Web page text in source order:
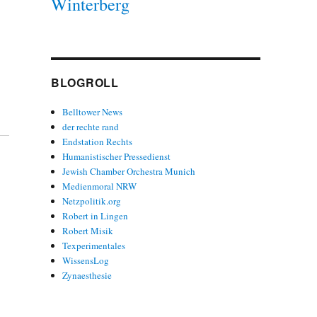
BLOGROLL
Belltower News
der rechte rand
Endstation Rechts
Humanistischer Pressedienst
Jewish Chamber Orchestra Munich
Medienmoral NRW
Netzpolitik.org
Robert in Lingen
Robert Misik
Texperimentales
WissensLog
Zynaesthesie